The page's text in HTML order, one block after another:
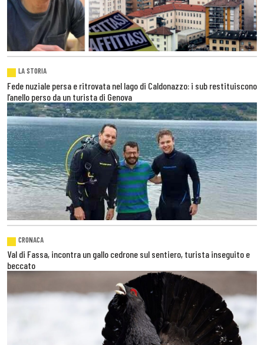
LA STORIA
Fede nuziale persa e ritrovata nel lago di Caldonazzo: i sub restituiscono
l’anello perso da un turista di Genova
CRONACA
Val di Fassa, incontra un gallo cedrone sul sentiero, turista inseguito e
beccato